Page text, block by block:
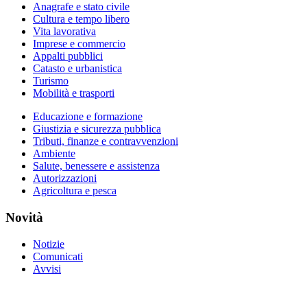
Anagrafe e stato civile
Cultura e tempo libero
Vita lavorativa
Imprese e commercio
Appalti pubblici
Catasto e urbanistica
Turismo
Mobilità e trasporti
Educazione e formazione
Giustizia e sicurezza pubblica
Tributi, finanze e contravvenzioni
Ambiente
Salute, benessere e assistenza
Autorizzazioni
Agricoltura e pesca
Novità
Notizie
Comunicati
Avvisi